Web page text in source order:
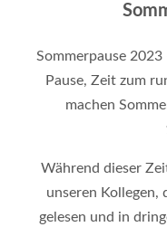
Sommerpause
Pause, Zeit zum
machen
Während dieser
unseren Kollegen,
gelesen und in